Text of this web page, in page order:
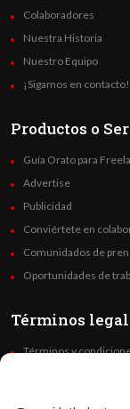
Colaboradores
Nuestra Historia
Nuestro Equipo
¡Sigamos en contacto!
Productos o
Guía Orato para
Advertise
Publicidad
Conviértete en
Comunidados de
Oportunidades de
Términos
Términos y